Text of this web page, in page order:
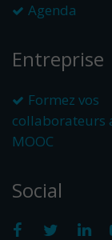
Agenda
Entreprise
Formez vos
collaborateurs
MOOC
Social